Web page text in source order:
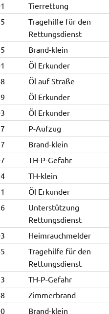
Tierrettung
Tragehilfe für den
Rettungsdienst
Brand-klein
Öl Erkunder
Öl auf Straße
Öl Erkunder
Öl Erkunder
P-Aufzug
Brand-klein
TH-P-Gefahr
TH-klein
Öl Erkunder
Unterstützung
Rettungsdienst
Heimrauchmelder
Tragehilfe für den
Rettungsdienst
TH-P-Gefahr
Zimmerbrand
Brand-klein